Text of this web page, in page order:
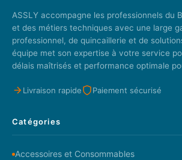
ASSLY accompagne les professionnels du
et des métiers techniques avec une large
professionnel, de quincaillerie et de
équipe met son expertise à votre service
délais maîtrisés et performance optimale
Livraison rapide Paiement sécurisé
Catégories
Accessoires et Consommables